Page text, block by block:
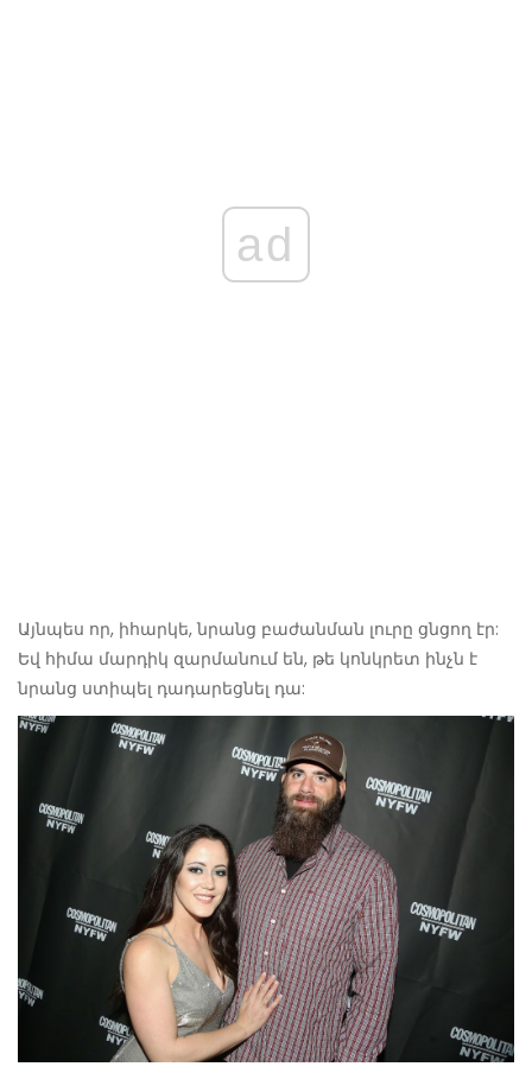
ad
Այնպես որ, իհարկե, նրանց բաժանման լուրը ցնցող էր:
Եվ հիմա մարդիկ զարմանում են, թե կոնկրետ ինչն է
նրանց ստիպել դադարեցնել դա: